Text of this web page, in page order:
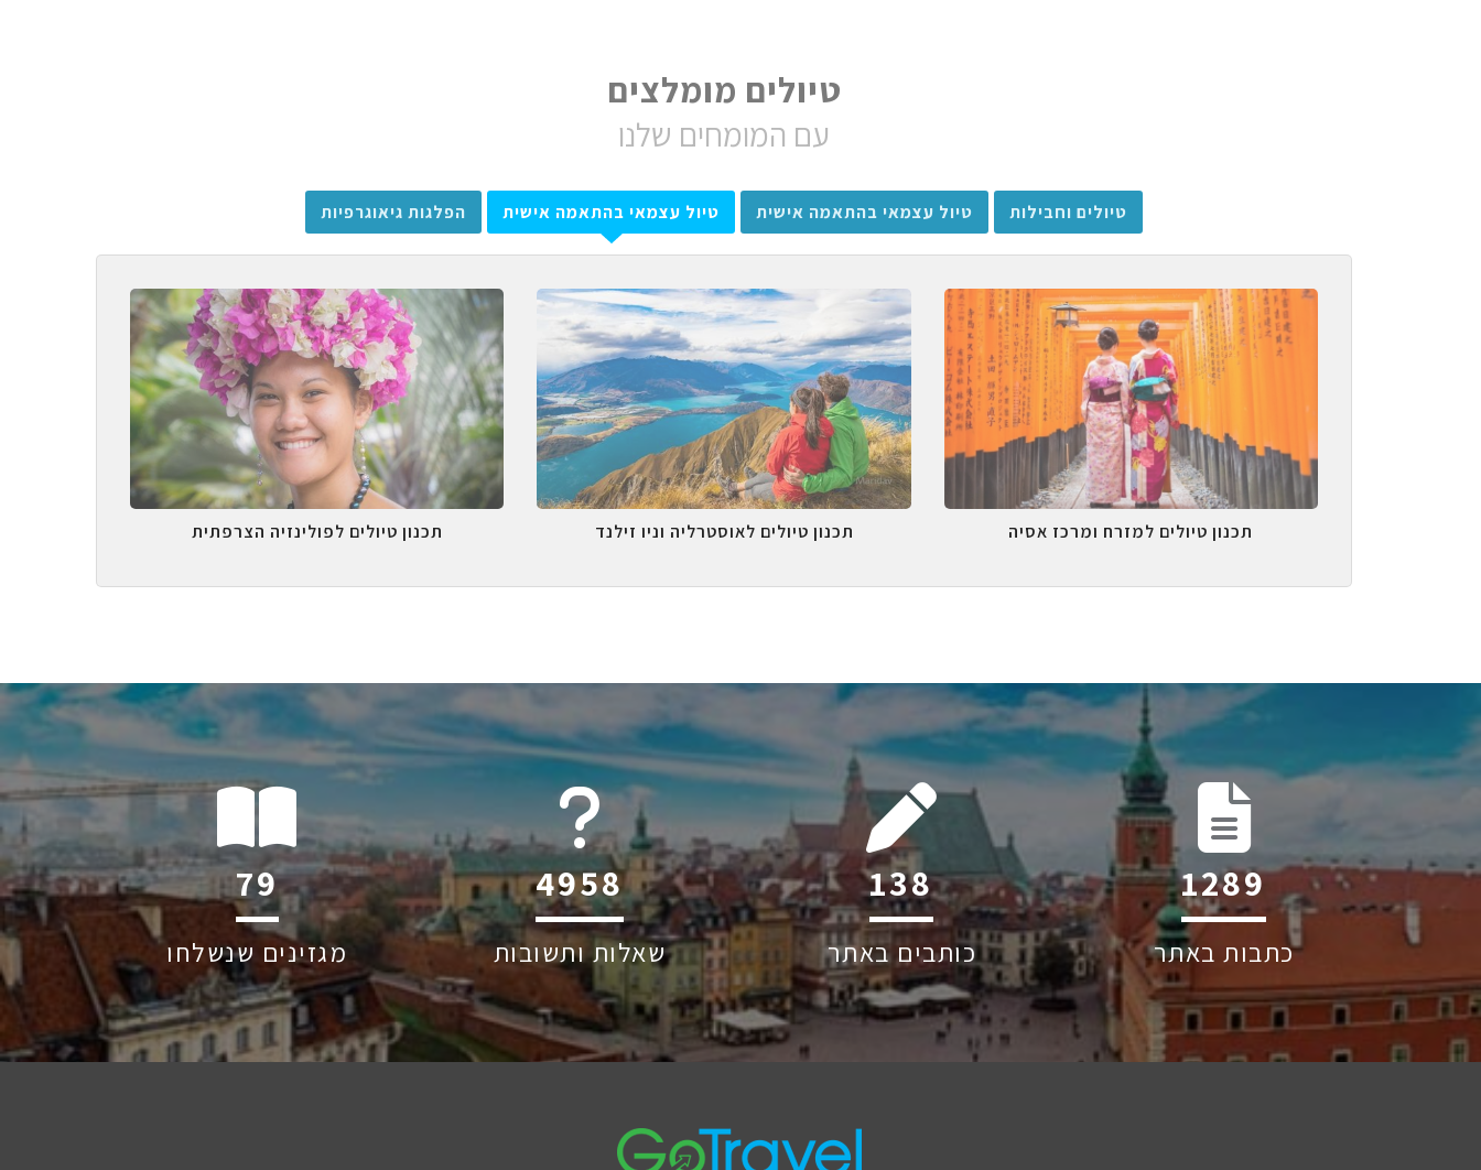
טיולים מומלצים
עם המומחים שלנו
טיולים וחבילות טיול עצמאי בהתאמה אישית טיול עצמאי בהתאמה אישית הפלגות גיאוגרפיות
תכנון טיולים למזרח ומרכז אסיה תכנון טיולים לאוסטרליה וניו זילנד תכנון טיולים לפולינזיה הצרפתית
120
מגזינים שנשלחו
6045
שאלות ותשובות
209
כותבים באתר
1949
כתבות באתר